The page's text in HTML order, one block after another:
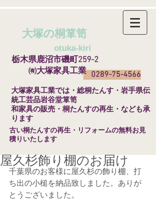
大塚の桐箪笥
otuka-kiri
0289-75-4566
栃木県鹿沼市磯町259-2
㈲大塚家具工業
​大塚家具工業では・総桐たんす・岩手県伝
統工芸品岩谷堂箪笥
和家具の販売・桐たんすの再生・なども承
ります
​古い桐たんすの再生・リフォームの無料お見
積りいたします
屋久杉飾り棚のお届け
千葉県のお客様に屋久杉の飾り棚、打
ち出の小槌を納品致しました。ありが
とうございました。